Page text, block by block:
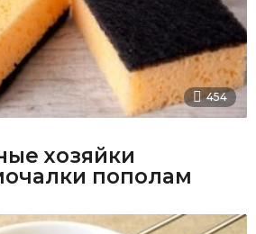
454
хозяйки
пополам